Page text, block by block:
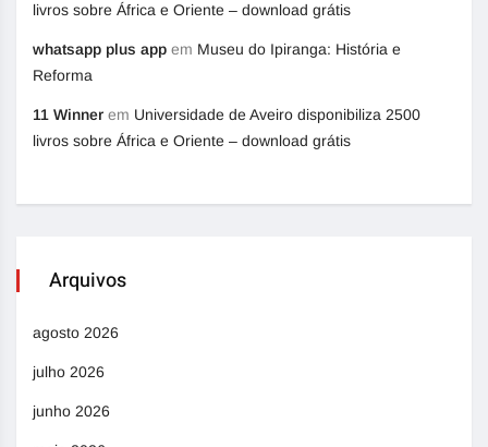
livros sobre África e Oriente – download grátis
whatsapp plus app em Museu do Ipiranga: História e
Reforma
11 Winner em Universidade de Aveiro disponibiliza 2500
livros sobre África e Oriente – download grátis
Arquivos
agosto 2026
julho 2026
junho 2026